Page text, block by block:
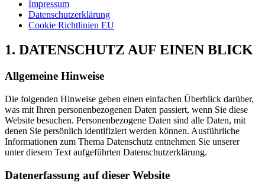
Impressum
Datenschutzerklärung
Cookie Richtlinien EU
1. DATENSCHUTZ AUF EINEN BLICK
Allgemeine Hinweise
Die folgenden Hinweise geben einen einfachen Überblick darüber,
was mit Ihren personenbezogenen Daten passiert, wenn Sie diese
Website besuchen. Personenbezogene Daten sind alle Daten, mit
denen Sie persönlich identifiziert werden können. Ausführliche
Informationen zum Thema Datenschutz entnehmen Sie unserer
unter diesem Text aufgeführten Datenschutzerklärung.
Datenerfassung auf dieser Website